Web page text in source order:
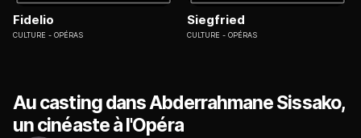
Fidelio
CULTURE OPÉRAS
Siegfried
CULTURE OPÉRAS
Au casting dans Abderrahmane Sissako,
un cinéaste à l'Opéra